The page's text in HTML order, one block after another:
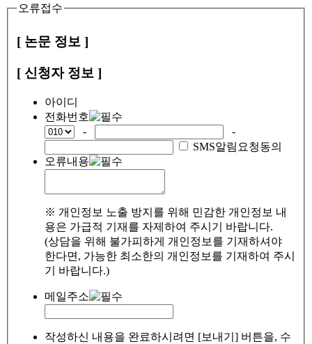
오류접수
[ 논문 정보 ]
[ 신청자 정보 ]
아이디
전화번호
-
-
SMS알림요청동의
오류내용
※ 개인정보 노출 방지를 위해 민감한 개인정보 내
용은 가급적 기재를 자제하여 주시기 바랍니다.
(상담을 위해 불가피하게 개인정보를 기재하셔야
한다면, 가능한 최소한의 개인정보를 기재하여 주시
기 바랍니다.)
메일주소
작성하신 내용을 완료하시려면 [보내기] 버튼을, 수